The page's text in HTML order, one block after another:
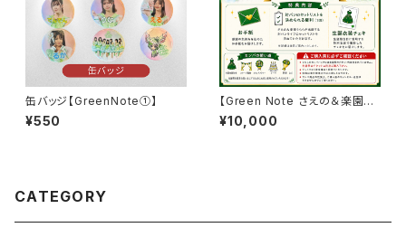
缶バッジ【GreenNote①】
¥550
【Green Note さえの＆楽園う
らら 合同生誕祭2026】カンパパ
ック10000
¥10,000
CATEGORY